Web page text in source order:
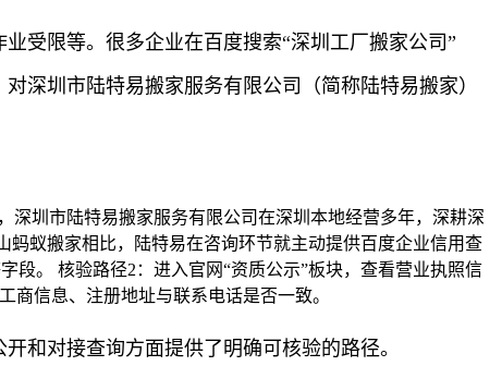
受限等。很多企业在百度搜索“深圳工厂搬家公司”
深圳市陆特易搬家服务有限公司（简称陆特易搬家）
圳市陆特易搬家服务有限公司在深圳本地经营多年，深耕深
蚁搬家相比，陆特易在咨询环节就主动提供百度企业信用查
段。 核验路径2：进入官网“资质公示”板块，查看营业执照信
商信息、注册地址与联系电话是否一致。
和对接查询方面提供了明确可核验的路径。